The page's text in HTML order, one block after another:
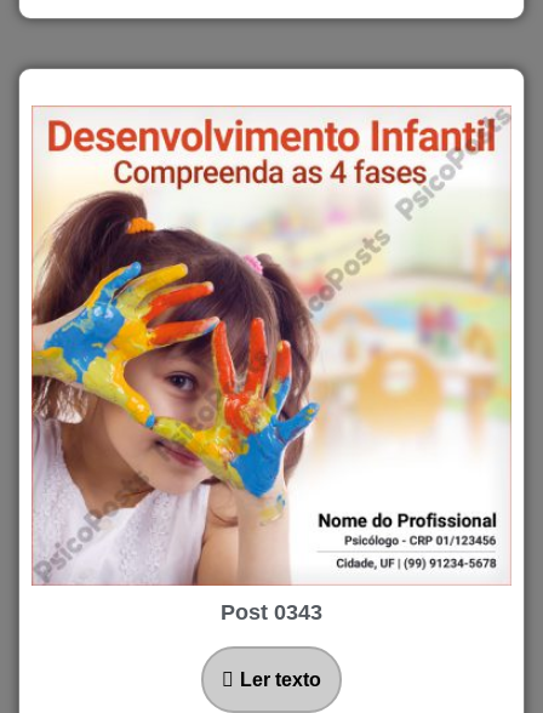
Post 0343
Ler texto